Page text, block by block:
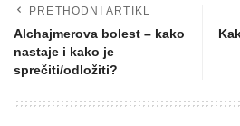
PRETHODNI ARTIKL
Alchajmerova bolest – kako
nastaje i kako je
sprečiti/odložiti?